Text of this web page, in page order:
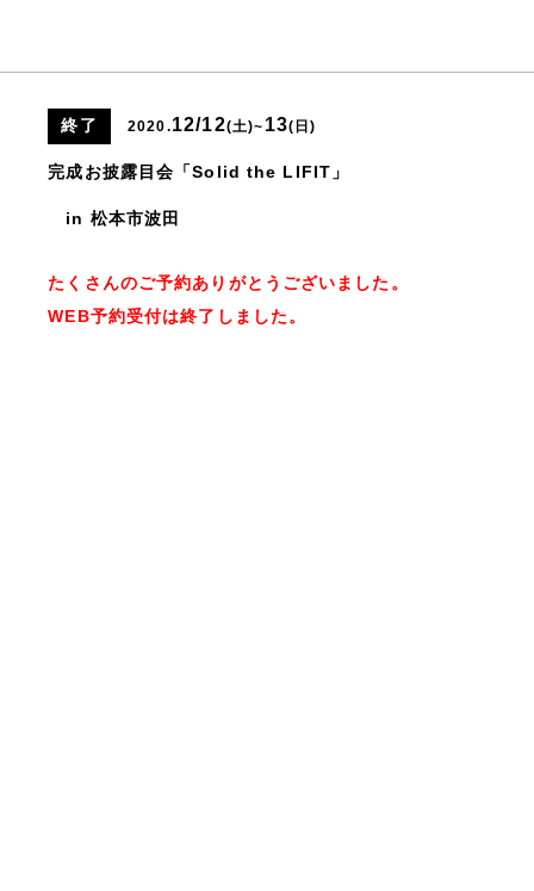
終了 2020.12/12(土)~ 13(日)
完成お披露目会「Solid the LIFIT」
in 松本市波田
たくさんのご予約ありがとうございました。
WEB予約受付は終了しました。